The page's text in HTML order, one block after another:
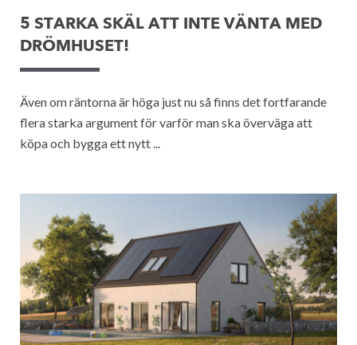
5 STARKA SKÄL ATT INTE VÄNTA MED
DRÖMHUSET!
Även om räntorna är höga just nu så finns det fortfarande
flera starka argument för varför man ska överväga att
köpa och bygga ett nytt ...